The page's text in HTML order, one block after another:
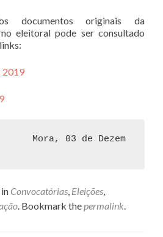
documentos originais da
eleitoral pode ser consultado
2019
Convocatórias, Eleições,
. Bookmark thepermalink.